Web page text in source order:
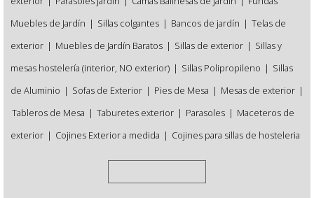
Muebles de Jardín | Sillas colgantes | Bancos de jardín | Telas de
exterior | Muebles de Jardín Baratos | Sillas de exterior | Sillas y
mesas hostelería (interior, NO exterior) | Sillas Polipropileno | Sillas
de Aluminio | Sofas de Exterior | Pies de Mesa | Mesas de exterior |
Tableros de Mesa | Taburetes exterior | Parasoles | Maceteros de
exterior | Cojines Exterior a medida | Cojines para sillas de hosteleria